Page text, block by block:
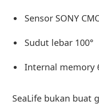
Sensor SONY
Sudut lebar 100°
Internal memory
SeaLife bukan buat